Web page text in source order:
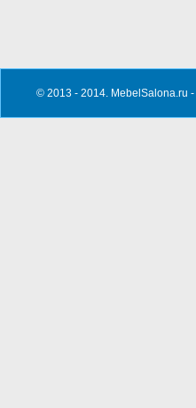
© 2013 - 2014. MebelSalona.ru -